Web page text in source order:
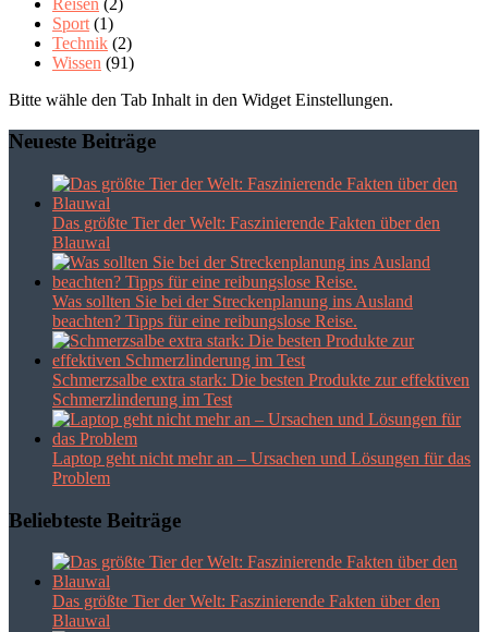
Sport (1)
Technik (2)
Wissen (91)
Bitte wähle den Tab Inhalt in den Widget Einstellungen.
Neueste Beiträge
Das größte Tier der Welt: Faszinierende Fakten über den
Blauwal
Was sollten Sie bei der Streckenplanung ins Ausland
beachten? Tipps für eine reibungslose Reise.
Schmerzsalbe extra stark: Die besten Produkte zur effektiven
Schmerzlinderung im Test
Laptop geht nicht mehr an – Ursachen und Lösungen für das
Problem
Beliebteste Beiträge
Das größte Tier der Welt: Faszinierende Fakten über den
Blauwal